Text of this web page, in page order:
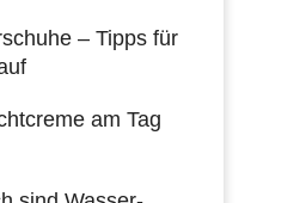
– Tipps für
am Tag